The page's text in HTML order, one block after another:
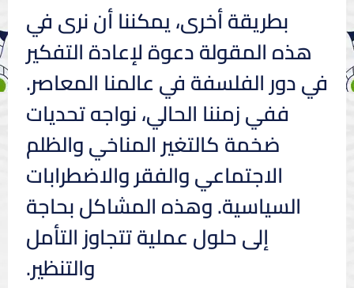
بطريقة أخرى، يمكننا أن نرى في
هذه المقولة دعوة لإعادة التفكير
في دور الفلسفة في عالمنا المعاصر.
ففي زمننا الحالي، نواجه تحديات
ضخمة كالتغير المناخي والظلم
الاجتماعي والفقر والاضطرابات
السياسية. وهذه المشاكل بحاجة
إلى حلول عملية تتجاوز التأمل
والتنظير.